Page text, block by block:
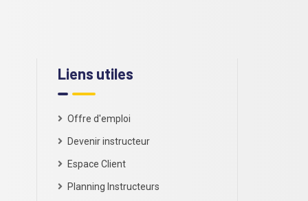
Liens utiles
Offre d'emploi
Devenir instructeur
Espace Client
Planning Instructeurs